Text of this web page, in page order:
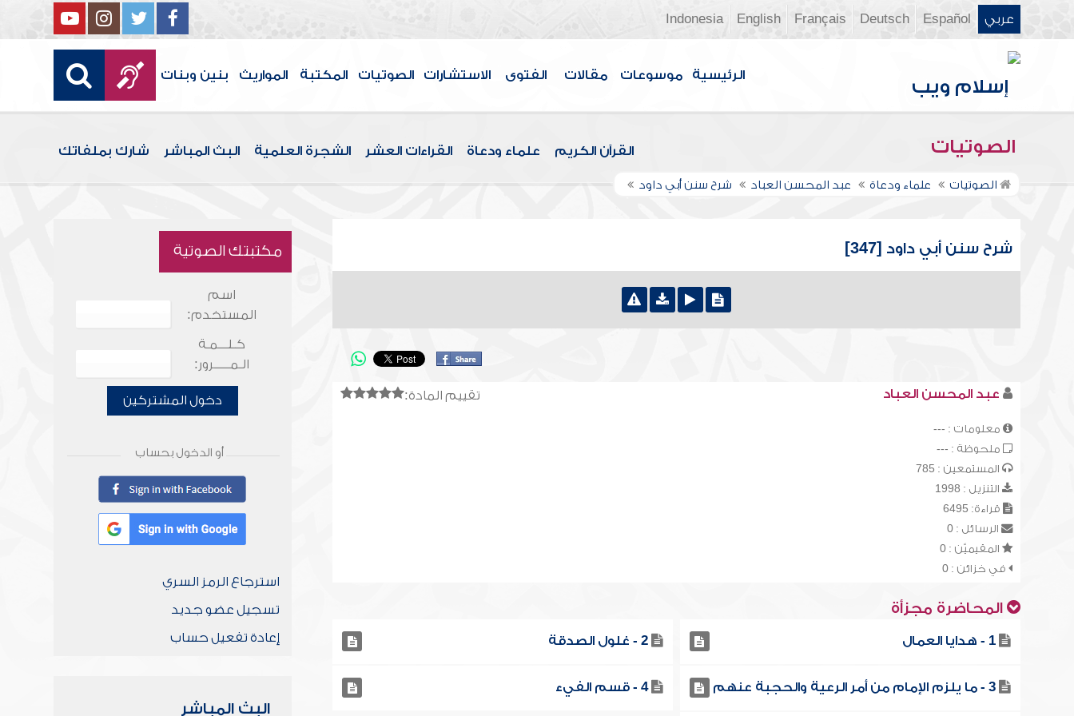
عربي Español
Deutsch
Français
English
Indonesia
الرئيسية موسوعات مقالات الفتوى الاستشارات الصوتيات المكتبة المواريث بنين وبنات
الصوتيات القرآن الكريم علماء ودعاة القراءات العشر الشجرة العلمية البث المباشر شارك بملفاتك
الصوتيات علماء ودعاة عبد المحسن العباد شرح سنن أبي داود
شرح سنن أبي داود [347]
تقييم المادة: عبد المحسن العباد
معلومات : ---
ملحوظة : ---
المستمعين : 785
التنزيل : 1998
قراءة: 6495
الرسائل : 0
المقيميّن : 0
في خزائن : 0
المحاضرة مجزأة
1 - هدايا العمال 2 - غلول الصدقة
3 - ما يلزم الإمام من أمر الرعية والحجبة عنهم 4 - قسم الفيء
مكتبتك الصوتية
اسم
المستخدم:
كـلـــمـة
الـمـــــرور:
دخول المشتركين
أو الدخول بحساب
استرجاع الرمز السري
تسجيل عضو جديد
إعادة تفعيل حساب
البث المباشر